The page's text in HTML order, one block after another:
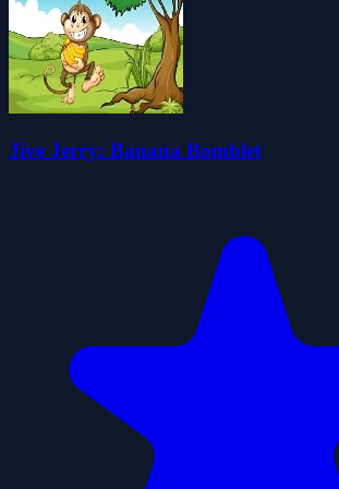
Jive Jerry: Banana Bomblet